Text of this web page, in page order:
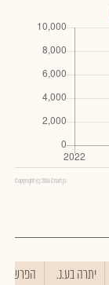
Copyright (c) 2016 Chart.js
יתרה בע.נ. הפרש